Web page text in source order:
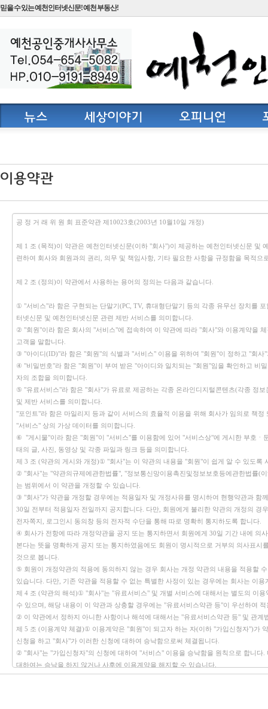
믿을 수 있는 예천인터넷신문! 예천 부동산!